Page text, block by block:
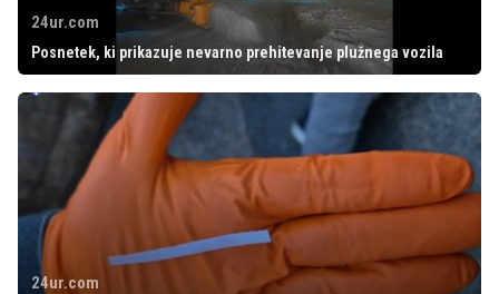
24ur.com
Posnetek, ki prikazuje nevarno prehitevanje plužnega vozila
24ur.com